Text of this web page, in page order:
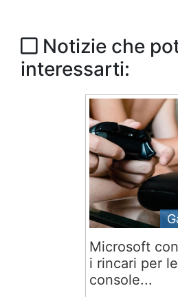
Notizie che
interessarti:
Microsoft
i rincari per le
console...